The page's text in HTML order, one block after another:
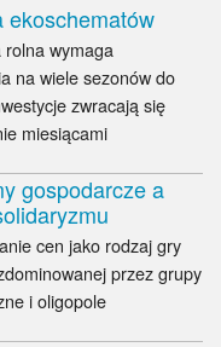
ekoschematów
rolna wymaga
na wiele sezonów do
zwracają się
miesiącami
gospodarcze a
cen jako rodzaj gry
przez grupy
i oligopole